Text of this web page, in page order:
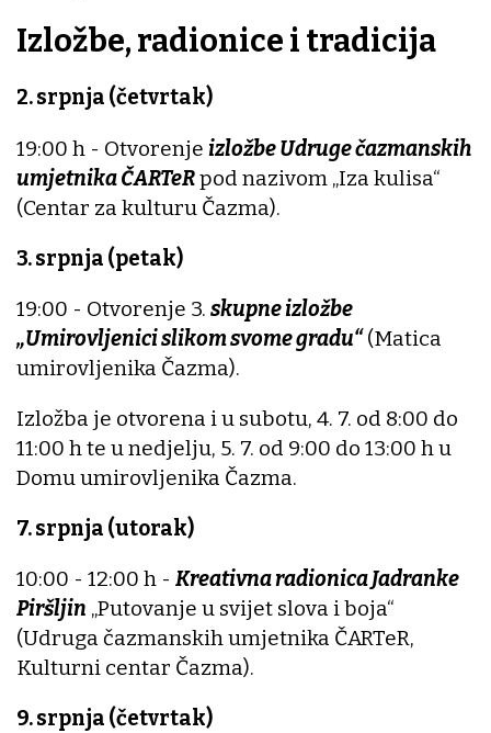
Izložbe, radionice i tradicija
2. srpnja (četvrtak)
19:00 h - Otvorenje izložbe Udruge čazmanskih
umjetnika ČARTeRpod nazivom „Iza kulisa“
(Centar za kulturu Čazma).
3. srpnja (petak)
19:00 - Otvorenje 3. skupne izložbe
„Umirovljenici slikom svome gradu“(Matica
umirovljenika Čazma).
Izložba je otvorena i u subotu, 4. 7. od 8:00 do
11:00 h te u nedjelju, 5. 7. od 9:00 do 13:00 h u
Domu umirovljenika Čazma.
7. srpnja (utorak)
10:00 - 12:00 h - Kreativna radionica Jadranke
Piršljin „Putovanje u svijet slova i boja“
(Udruga čazmanskih umjetnika ČARTeR,
Kulturni centar Čazma).
9. srpnja (četvrtak)